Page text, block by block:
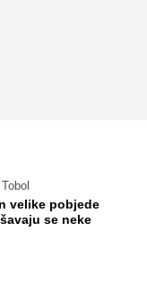
velike pobjede
se neke